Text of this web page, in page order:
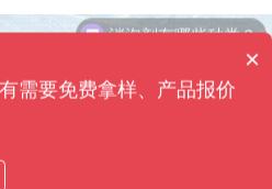
动您 高浓缩添加量仅需0.01%
你们是怎么收费的呢？
×
需要免费拿样、产品报价